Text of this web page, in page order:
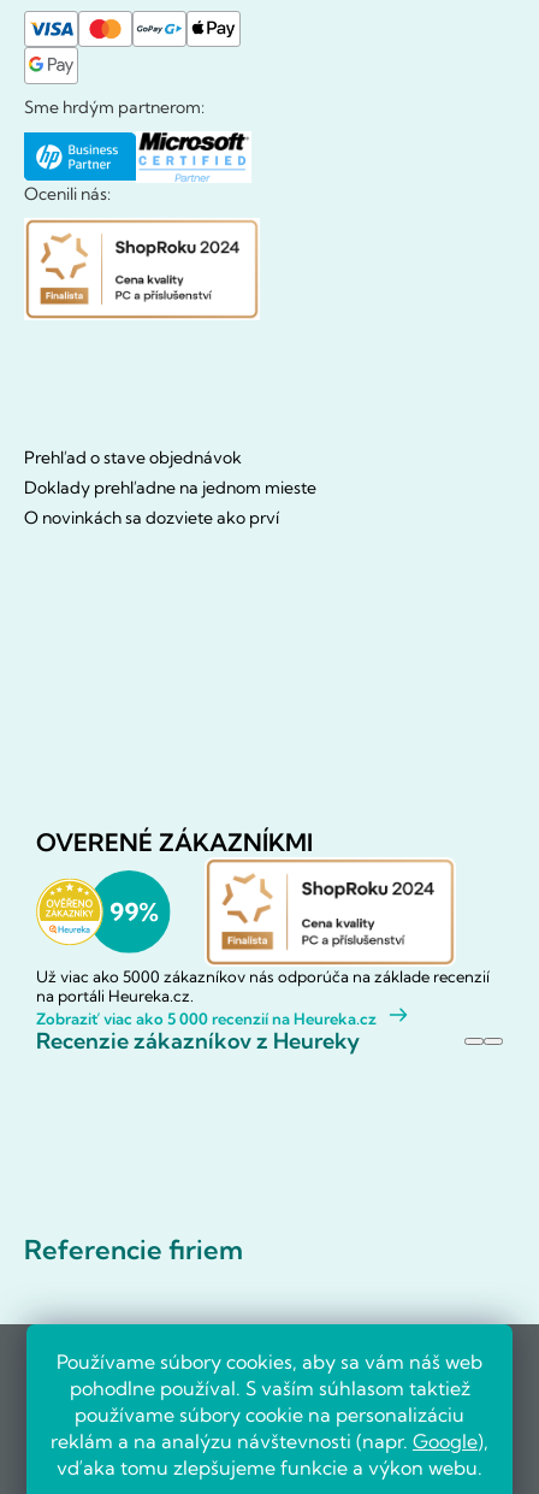
Používame súbory cookies, aby sa vám náš web
pohodlne používal. S vaším súhlasom taktiež
používame súbory cookie na personalizáciu
reklám a na analýzu návštevnosti (napr. Google),
vďaka tomu zlepšujeme funkcie a výkon webu.
Sme hrdým partnerom:
Ocenili nás:
Prehľad o stave objednávok
Doklady prehľadne na jednom mieste
O novinkách sa dozviete ako prví
OVERENÉ ZÁKAZNÍKMI
Už viac ako 5000 zákazníkov nás odporúča na základe recenzií
na portáli Heureka.cz.
Zobraziť viac ako 5 000 recenzií na Heureka.cz
Recenzie zákazníkov z Heureky
Referencie firiem